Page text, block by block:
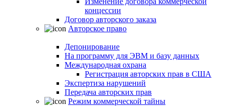
концессии
Договор авторского заказа
Авторское право
Депонирование
На программу для ЭВМ и базу данных
Международная охрана
Регистрация авторских прав в США
Экспертиза нарушений
Передача авторских прав
Режим коммерческой тайны